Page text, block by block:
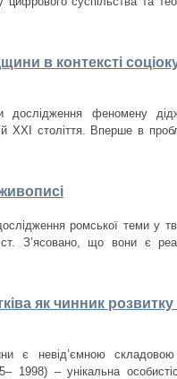
в контексті
дослідження феномену
ХХІ століття. Вперше в
ромської теми у
ст. З’ясовано, що вони є
як чинник
є невід’ємною
1998) – унікальна